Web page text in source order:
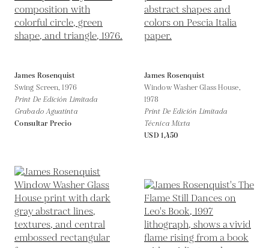
James Rosenquist
Swing Screen,1976
Print De Edición Limitada
Grabado Aguatinta
Consultar Precio
James Rosenquist
Window Washer Glass House,
1978
Print De Edición Limitada
Técnica Mixta
USD 1,450